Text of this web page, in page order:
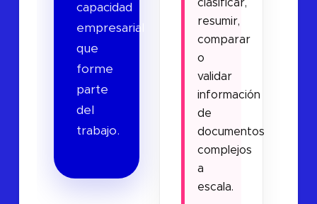
capacidad
empresarial
que
forme
parte
del
trabajo.
clasificar,
resumir,
comparar
o
validar
información
de
documentos
complejos
a
escala.